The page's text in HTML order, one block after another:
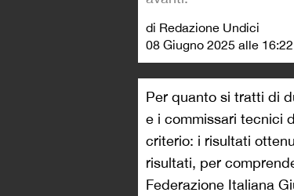
di Redazione Undici
08 Giugno 2025 alle 16:22
Per quanto si tratti di
e i commissari tecnici
criterio: i risultati
risultati, per
Federazione Italiana